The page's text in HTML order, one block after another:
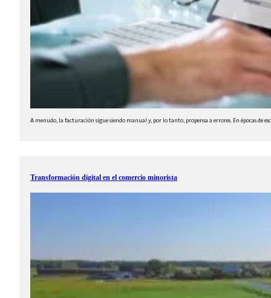
A menudo, la facturación sigue siendo manual y, por lo tanto, propensa a errores. En épocas de
Transformación digital en el comercio minorista